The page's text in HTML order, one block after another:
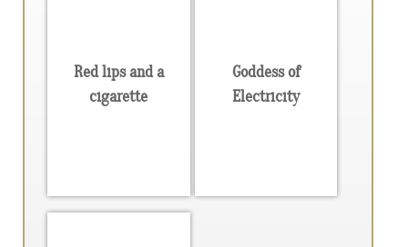
Red lips and a
cigarette
Goddess of
Electricity